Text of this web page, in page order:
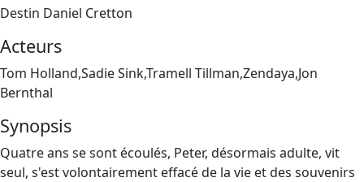
Destin Daniel Cretton
Acteurs
Tom Holland,Sadie Sink,Tramell Tillman,Zendaya,Jon
Bernthal
Synopsis
Quatre ans se sont écoulés, Peter, désormais adulte, vit
seul, s'est volontairement effacé de la vie et des souvenirs